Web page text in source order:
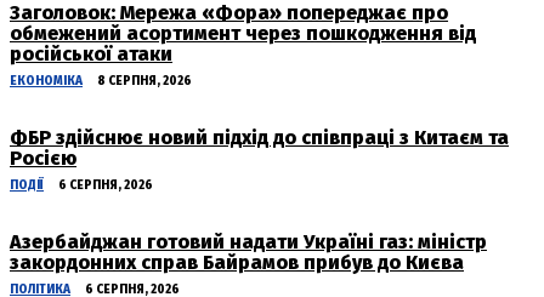
Заголовок: Мережа «Фора» попереджає про
обмежений асортимент через пошкодження від
російської атаки
ЕКОНОМІКА 8 СЕРПНЯ, 2026
ФБР здійснює новий підхід до співпраці з Китаєм та
Росією
ПОДІЇ 6 СЕРПНЯ, 2026
Азербайджан готовий надати Україні газ: міністр
закордонних справ Байрамов прибув до Києва
ПОЛІТИКА 6 СЕРПНЯ, 2026